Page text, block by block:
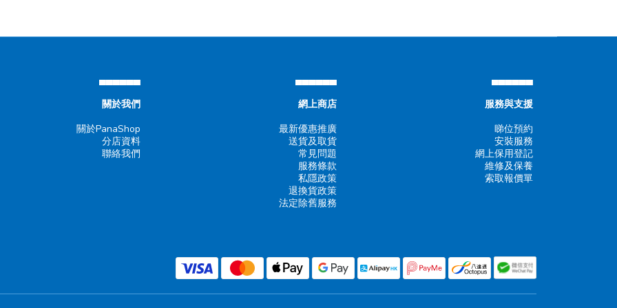
▄▄▄▄▄▄
關於我們
關於PanaShop
分店資料
聯絡我們
▄▄▄▄▄▄
網上商店
最新優惠推廣
送貨及取貨
常見問題
服務條款
私隱政策
退換貨政策
法定除舊服務
▄▄▄▄▄▄
服務與支援
睇位預約
安裝服務
網上保用登記
維修及保養
索取報價單